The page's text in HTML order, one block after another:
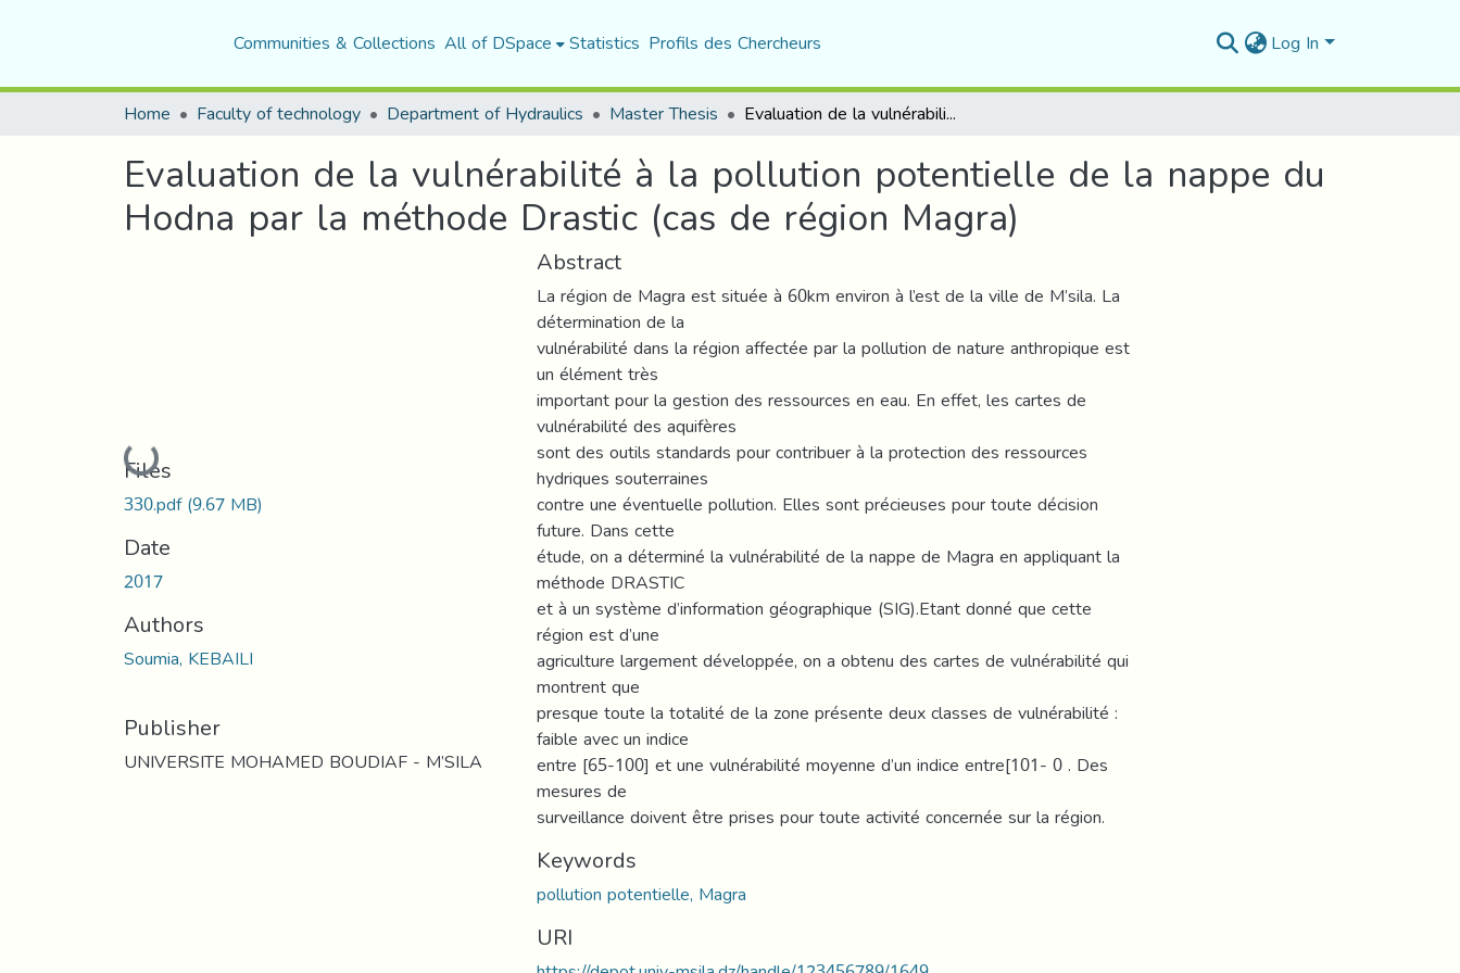
Communities & Collections All of DSpace Statistics Profils des Chercheurs Log In
Home Faculty of technology Department of Hydraulics Master Thesis Evaluation de la vulnérabilité à la pollution potentielle de la nappe du Hodna par la méthode Drastic (cas de région Magra)
Evaluation de la vulnérabilité à la pollution potentielle de la nappe du
Hodna par la méthode Drastic (cas de région Magra)
Loading...
Files
330.pdf(9.67 MB)
Date
2017
Authors
Soumia, KEBAILI
Publisher
UNIVERSITE MOHAMED BOUDIAF - M’SILA
Abstract
La région de Magra est située à 60km environ à l’est de la ville de M’sila. La
détermination de la
vulnérabilité dans la région affectée par la pollution de nature anthropique est
un élément très
important pour la gestion des ressources en eau. En effet, les cartes de
vulnérabilité des aquifères
sont des outils standards pour contribuer à la protection des ressources
hydriques souterraines
contre une éventuelle pollution. Elles sont précieuses pour toute décision
future. Dans cette
étude, on a déterminé la vulnérabilité de la nappe de Magra en appliquant la
méthode DRASTIC
et à un système d’information géographique (SIG).Etant donné que cette
région est d’une
agriculture largement développée, on a obtenu des cartes de vulnérabilité qui
montrent que
presque toute la totalité de la zone présente deux classes de vulnérabilité :
faible avec un indice
entre [65-100] et une vulnérabilité moyenne d’un indice entre[101- 0 . Des
mesures de
surveillance doivent être prises pour toute activité concernée sur la région.
Keywords
pollution potentielle, Magra
URI